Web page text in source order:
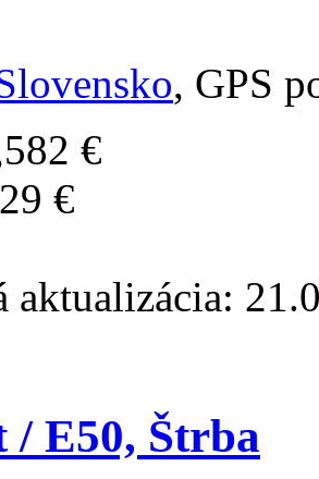
, GPS
€
€
aktualizácia:
/ E50, Štrba